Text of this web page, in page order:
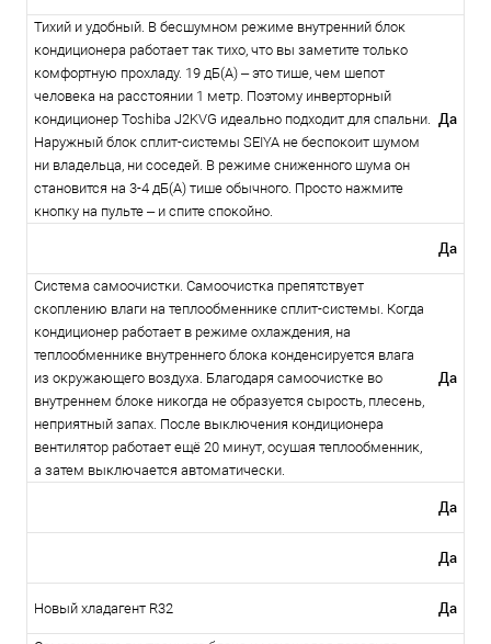
Тихий и удобный. В бесшумном режиме внутренний блок
кондиционера работает так тихо, что вы заметите только
комфортную прохладу. 19 дБ(А) – это тише, чем шепот
человека на расстоянии 1 метр. Поэтому инверторный
кондиционер Toshiba J2KVG идеально подходит для спальни.
Наружный блок сплит-системы SEIYA не беспокоит шумом
ни владельца, ни соседей. В режиме сниженного шума он
становится на 3-4 дБ(А) тише обычного. Просто нажмите
кнопку на пульте – и спите спокойно.
Да
Да
Система самоочистки. Самоочистка препятствует
скоплению влаги на теплообменнике сплит-системы. Когда
кондиционер работает в режиме охлаждения, на
теплообменнике внутреннего блока конденсируется влага
из окружающего воздуха. Благодаря самоочистке во
внутреннем блоке никогда не образуется сырость, плесень,
неприятный запах. После выключения кондиционера
вентилятор работает ещё 20 минут, осушая теплообменник,
а затем выключается автоматически.
Да
Да
Да
Новый хладагент R32 Да